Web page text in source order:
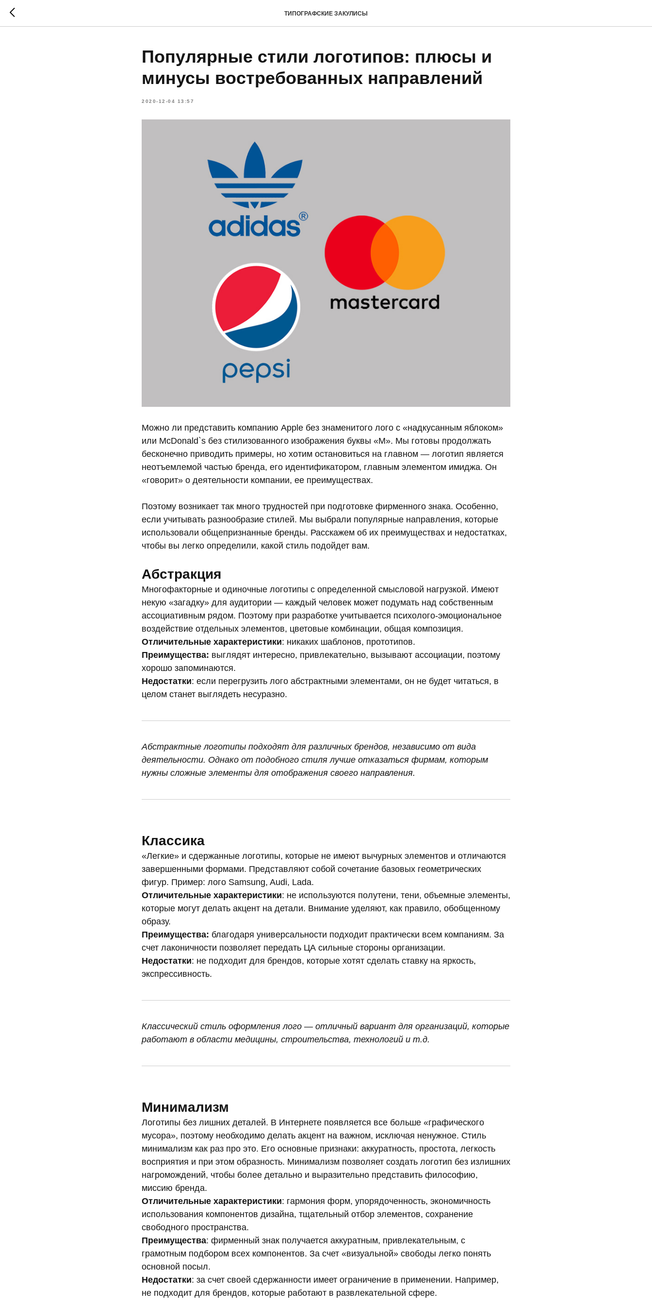
ТИПОГРАФСКИЕ ЗАКУЛИСЫ
Популярные стили логотипов: плюсы и
минусы востребованных направлений
2020-12-04 13:57
Можно ли представить компанию Apple без знаменитого лого с «надкусанным яблоком»
или McDonald`s без стилизованного изображения буквы «M». Мы готовы продолжать
бесконечно приводить примеры, но хотим остановиться на главном — логотип является
неотъемлемой частью бренда, его идентификатором, главным элементом имиджа. Он
«говорит» о деятельности компании, ее преимуществах.
Поэтому возникает так много трудностей при подготовке фирменного знака. Особенно,
если учитывать разнообразие стилей. Мы выбрали популярные направления, которые
использовали общепризнанные бренды. Расскажем об их преимуществах и недостатках,
чтобы вы легко определили, какой стиль подойдет вам.
Абстракция
Многофакторные и одиночные логотипы с определенной смысловой нагрузкой. Имеют
некую «загадку» для аудитории — каждый человек может подумать над собственным
ассоциативным рядом. Поэтому при разработке учитывается психолого-эмоциональное
воздействие отдельных элементов, цветовые комбинации, общая композиция.
Отличительные характеристики: никаких шаблонов, прототипов.
Преимущества: выглядят интересно, привлекательно, вызывают ассоциации, поэтому
хорошо запоминаются.
Недостатки: если перегрузить лого абстрактными элементами, он не будет читаться, в
целом станет выглядеть несуразно.
Абстрактные логотипы подходят для различных брендов, независимо от вида
деятельности. Однако от подобного стиля лучше отказаться фирмам, которым
нужны сложные элементы для отображения своего направления.
Классика
«Легкие» и сдержанные логотипы, которые не имеют вычурных элементов и отличаются
завершенными формами. Представляют собой сочетание базовых геометрических
фигур. Пример: лого Samsung, Audi, Lada.
Отличительные характеристики: не используются полутени, тени, объемные элементы,
которые могут делать акцент на детали. Внимание уделяют, как правило, обобщенному
образу.
Преимущества: благодаря универсальности подходит практически всем компаниям. За
счет лаконичности позволяет передать ЦА сильные стороны организации.
Недостатки: не подходит для брендов, которые хотят сделать ставку на яркость,
экспрессивность.
Классический стиль оформления лого — отличный вариант для организаций, которые
работают в области медицины, строительства, технологий и т.д.
Минимализм
Логотипы без лишних деталей. В Интернете появляется все больше «графического
мусора», поэтому необходимо делать акцент на важном, исключая ненужное. Стиль
минимализм как раз про это. Его основные признаки: аккуратность, простота, легкость
восприятия и при этом образность. Минимализм позволяет создать логотип без излишних
нагромождений, чтобы более детально и выразительно представить философию,
миссию бренда.
Отличительные характеристики: гармония форм, упорядоченность, экономичность
использования компонентов дизайна, тщательный отбор элементов, сохранение
свободного пространства.
Преимущества: фирменный знак получается аккуратным, привлекательным, с
грамотным подбором всех компонентов. За счет «визуальной» свободы легко понять
основной посыл.
Недостатки: за счет своей сдержанности имеет ограничение в применении. Например,
не подходит для брендов, которые работают в развлекательной сфере.